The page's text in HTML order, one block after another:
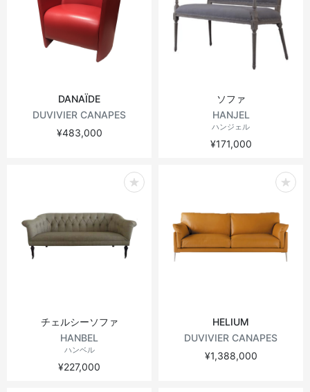
DANAÏDE
DUVIVIER CANAPES
¥483,000
ソファ
HANJEL
ハンジェル
¥171,000
チェルシーソファ
HANBEL
ハンベル
¥227,000
HELIUM
DUVIVIER CANAPES
¥1,388,000